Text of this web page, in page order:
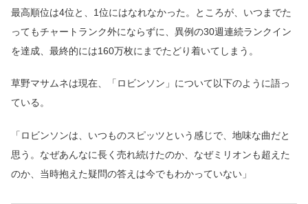
最高順位は4位と、1位にはなれなかった。ところが、いつまでた
ってもチャートランク外にならずに、異例の30週連続ランクイン
を達成、最終的には160万枚にまでたどり着いてしまう。
草野マサムネは現在、「ロビンソン」について以下のように語っ
ている。
「ロビンソンは、いつものスピッツという感じで、地味な曲だと
思う。なぜあんなに長く売れ続けたのか、なぜミリオンも超えた
のか、当時抱えた疑問の答えは今でもわかっていない」